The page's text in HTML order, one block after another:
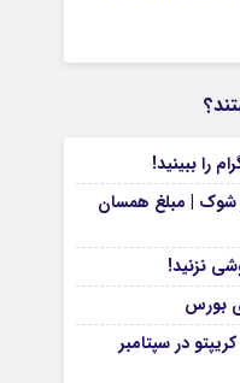
را ببینید!
شوک | مبلغ همسان‌
نزنید!
در سپتامبر